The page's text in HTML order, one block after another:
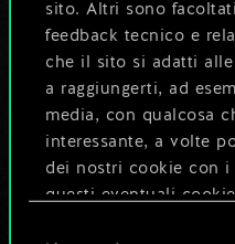
sito. Altri sono
feedback tecnico e
che il sito si adatti alle
a raggiungerti, ad
media, con qualcosa
interessante, a volte
dei nostri cookie con i
questi eventuali
guida